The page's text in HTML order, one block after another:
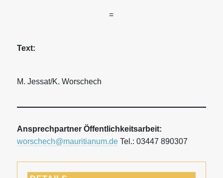
=
Text:
M. Jessat/K. Worschech
Ansprechpartner Öffentlichkeitsarbeit:
worschech@mauritianum.deTel.: 03447 890307